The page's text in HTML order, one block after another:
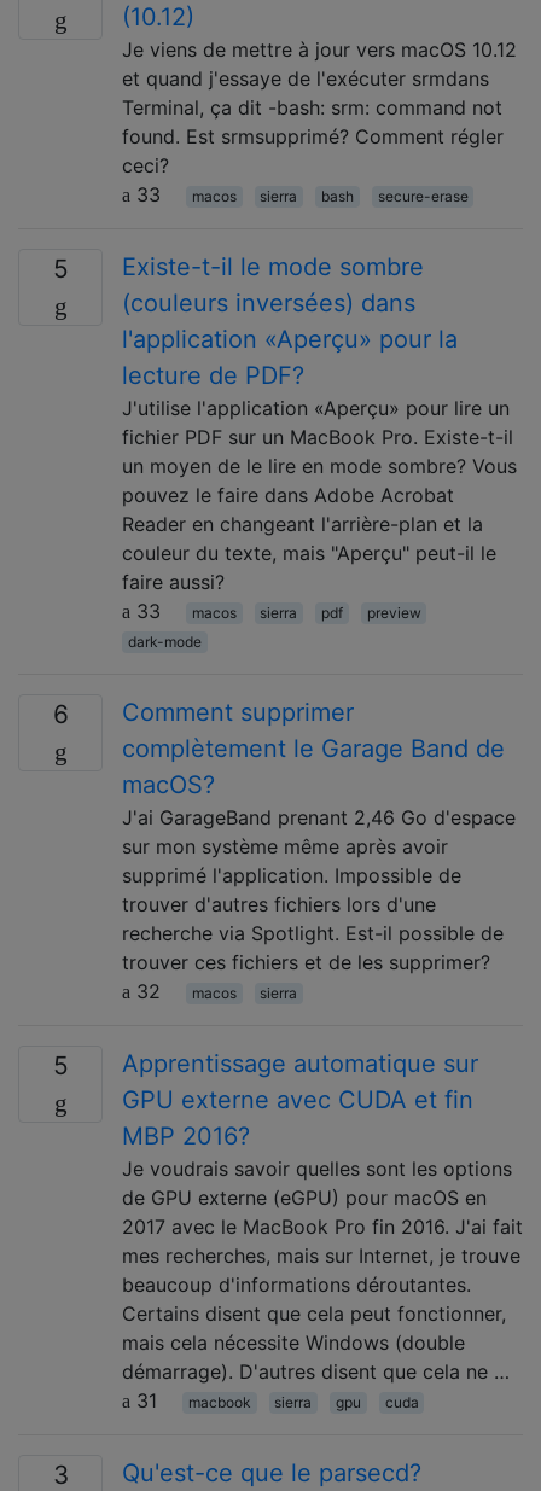
(10.12)
Je viens de mettre à jour vers macOS 10.12
et quand j'essaye de l'exécuter srmdans
Terminal, ça dit -bash: srm: command not
found. Est srmsupprimé? Comment régler
ceci?
33
macos sierra bash secure-erase
5
Existe-t-il le mode sombre
(couleurs inversées) dans
l'application «Aperçu» pour la
lecture de PDF?
J'utilise l'application «Aperçu» pour lire un
fichier PDF sur un MacBook Pro. Existe-t-il
un moyen de le lire en mode sombre? Vous
pouvez le faire dans Adobe Acrobat
Reader en changeant l'arrière-plan et la
couleur du texte, mais "Aperçu" peut-il le
faire aussi?
33
macos sierra pdf
preview
dark-mode
6
Comment supprimer
complètement le Garage Band de
macOS?
J'ai GarageBand prenant 2,46 Go d'espace
sur mon système même après avoir
supprimé l'application. Impossible de
trouver d'autres fichiers lors d'une
recherche via Spotlight. Est-il possible de
trouver ces fichiers et de les supprimer?
32
macos sierra
5
Apprentissage automatique sur
GPU externe avec CUDA et fin
MBP 2016?
Je voudrais savoir quelles sont les options
de GPU externe (eGPU) pour macOS en
2017 avec le MacBook Pro fin 2016. J'ai fait
mes recherches, mais sur Internet, je trouve
beaucoup d'informations déroutantes.
Certains disent que cela peut fonctionner,
mais cela nécessite Windows (double
démarrage). D'autres disent que cela ne …
31
macbook sierra gpu cuda
3 Qu'est-ce que le parsecd?